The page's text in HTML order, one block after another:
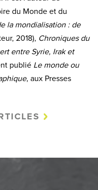
du Monde et du
la mondialisation : de
2018), Chroniques du
entre Syrie, Irak et
publié Le monde ou
, aux Presses